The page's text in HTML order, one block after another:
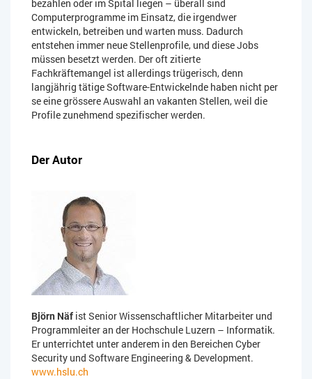
bezahlen oder im Spital liegen – überall sind
Computerprogramme im Einsatz, die irgendwer
entwickeln, betreiben und warten muss. Dadurch
entstehen immer neue Stellenprofile, und diese Jobs
müssen besetzt werden. Der oft zitierte
Fachkräftemangel ist allerdings trügerisch, denn
langjährig tätige Software-Entwickelnde haben nicht per
se eine grössere Auswahl an vakanten Stellen, weil die
Profile zunehmend spezifischer werden.
Der Autor
Björn Näf ist Senior Wissenschaftlicher Mitarbeiter und
Programmleiter an der Hochschule Luzern – Informatik.
Er unterrichtet unter anderem in den Bereichen Cyber
Security und Software Engineering & Development.
www.hslu.ch